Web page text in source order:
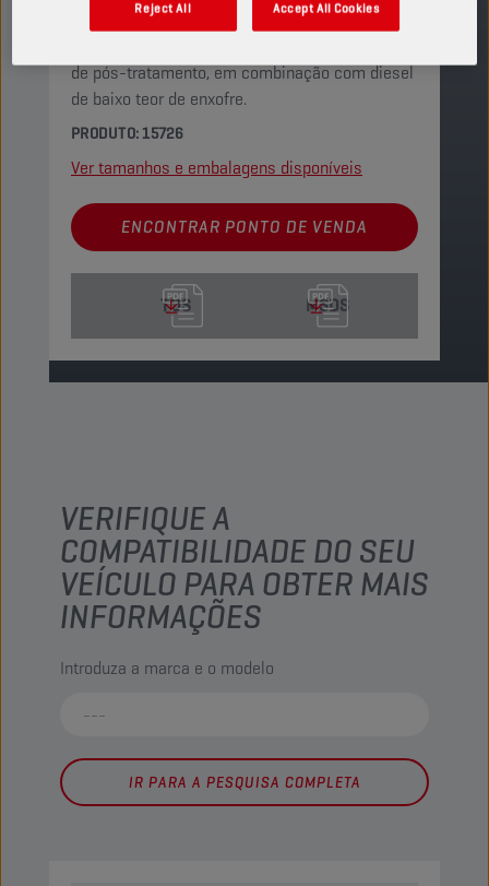
camiões de grandes dimensões. Pode ser
de pós-tratamento, em combinação com diesel
de baixo teor de enxofre.
PRODUTO: 15726
Ver tamanhos e embalagens disponíveis
ENCONTRAR PONTO DE VENDA
TDS MSDS
VERIFIQUE A
COMPATIBILIDADE DO SEU
VEÍCULO PARA OBTER MAIS
INFORMAÇÕES
Introduza a marca e o modelo
IR PARA A PESQUISA COMPLETA
Reject All Accept All Cookies